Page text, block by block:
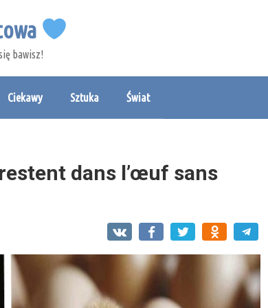
bawisz!
Ciekawy Sztuka Świat
dans l’œuf sans